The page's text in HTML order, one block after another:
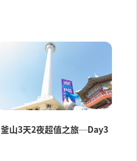
釜山3天2夜超值之旅─Day3